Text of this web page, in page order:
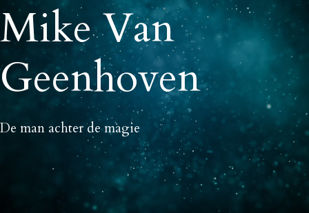
Mike Van
Geenhoven
De man achter de magie